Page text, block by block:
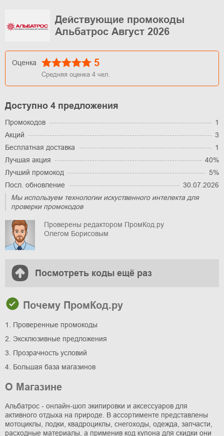
Действующие промокоды
Альбатрос Август 2026
Оценка 5
Средняя оценка 4 чел.
Доступно 4 предложения
Промокодов
1
Акций
3
Бесплатная доставка
1
Лучшая акция
40%
Лучший промокод
5%
Посл. обновление
30.07.2026
Мы используем технологии искуственного интелекта для
проверки промокодов
Проверены редактором ПромКод.ру
Олегом Борисовым
Посмотреть коды ещё раз
Почему ПромКод.ру
1. Проверенные промокоды
2. Эксклюзивные предложения
3. Прозрачность условий
4. Большая база магазинов
О Магазине
Альбатрос - онлайн-шоп экипировки и аксессуаров для
активного отдыха на природе. В ассортименте представлены
мотоциклы, лодки, квадроциклы, снегоходы, одежда, запчасти,
расходные материалы, а применив код купона для скидки они